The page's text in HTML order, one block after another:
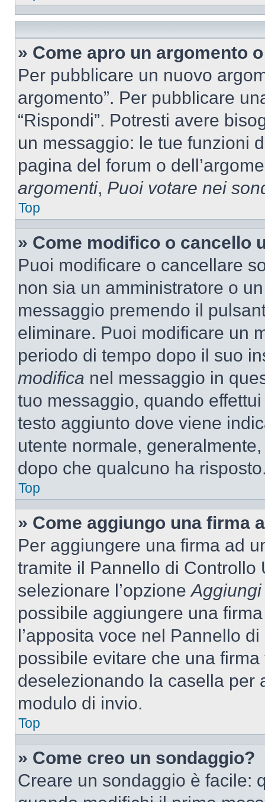
» Come apro un argomento
Per pubblicare un nuovo
argomento”. Per pubblicare
“Rispondi”. Potresti avere
un messaggio: le tue funzioni
pagina del forum o
argomenti, Puoi votare nei
Top
» Come modifico o cancello
Puoi modificare o cancellare
non sia un amministratore o
messaggio premendo il
eliminare. Puoi modificare un
periodo di tempo dopo il suo
modifica nel messaggio in
tuo messaggio, quando
testo aggiunto dove viene
utente normale,
dopo che qualcuno ha
Top
» Come aggiungo una firma
Per aggiungere una firma ad
tramite il Pannello di Controllo
selezionare l’opzione
possibile aggiungere una
l’apposita voce nel Pannello
possibile evitare che una
deselezionando la casella per
modulo di invio.
Top
» Come creo un sondaggio?
Creare un sondaggio è facile: